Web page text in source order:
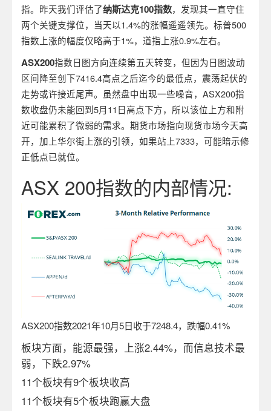
指。昨天我们评估了纳斯达克100指数，发现其一直守住
两个关键支撑位，当天以1.4%的涨幅遥遥领先。标普500
指数上涨的幅度仅略高于1%，道指上涨0.9%左右。
ASX200指数日图方向连续第五天转变，但因为日图波动
区间降至创下7416.4高点之后迄今的最低点，震荡起伏的
走势或许接近尾声。虽然盘中出现一些噪音，ASX200指
数收盘仍未能回到5月11日高点下方，所以该位上方和附
近可能累积了微弱的需求。期货市场指向现货市场今天高
开，加上华尔街上涨的引领，如果站上7333，可能暗示修
正低点已就位。
ASX 200指数的内部情况:
ASX200指数2021年10月5日收于7248.4，跌幅0.41%
板块方面，能源最强，上涨2.44%，而信息技术最
弱，下跌2.97%
11个板块有9个板块收高
11个板块有5个板块跑赢大盘